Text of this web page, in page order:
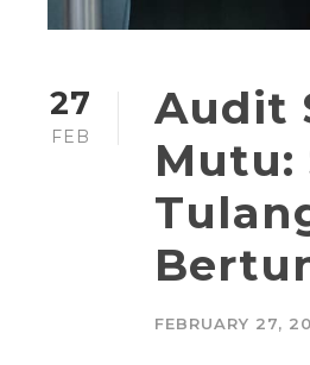
27
FEB
Audit
Mutu:
FEBRUARY 27,